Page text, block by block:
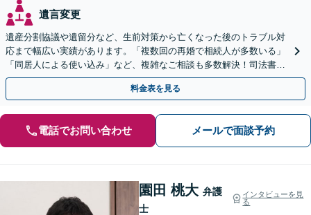
遺言変更
遺産分割協議や遺留分など、生前対策から亡くなった後のトラブル対
応まで幅広い実績があります。「複数回の再婚で相続人が多数いる」
「同居人による使い込み」など、複雑なご相談も多数解決！司法書
士、税理士などと連携可【駐車場あり】
料金表を見る
電話でお問い合わせ メールで面談予約
園田 桃大 弁護
士
インタビューを見
る